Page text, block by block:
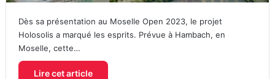
Dès sa présentation au Moselle Open 2023, le projet
Holosolis a marqué les esprits. Prévue à Hambach, en
Moselle, cette…
Lire cet article